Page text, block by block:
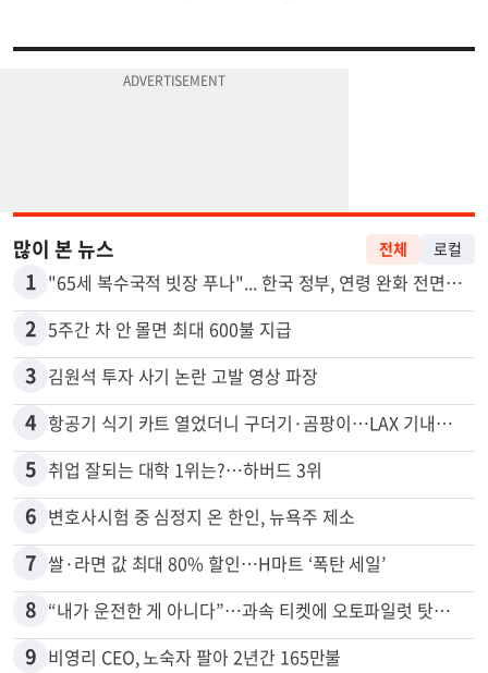
많이 본 뉴스 전체 로컬
1 "65세 복수국적 빗장 푸나"... 한국 정부, 연령 완화 전면 추진
2 5주간 차 안 몰면 최대 600불 지급
3 김원석 투자 사기 논란 고발 영상 파장
4 항공기 식기 카트 열었더니 구더기·곰팡이…LAX 기내식 업체 논란
5 취업 잘되는 대학 1위는?…하버드 3위
6 변호사시험 중 심정지 온 한인, 뉴욕주 제소
7 쌀·라면 값 최대 80% 할인…H마트 ‘폭탄 세일’
8 “내가 운전한 게 아니다”…과속 티켓에 오토파일럿 탓한 운전자
9 비영리 CEO, 노숙자 팔아 2년간 165만불